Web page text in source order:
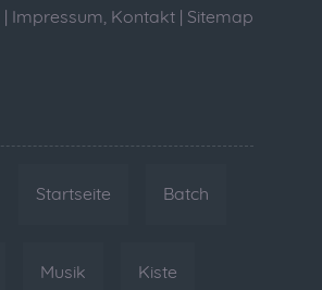
| Impressum, Kontakt | Sitemap
Startseite Batch
Musik Kiste